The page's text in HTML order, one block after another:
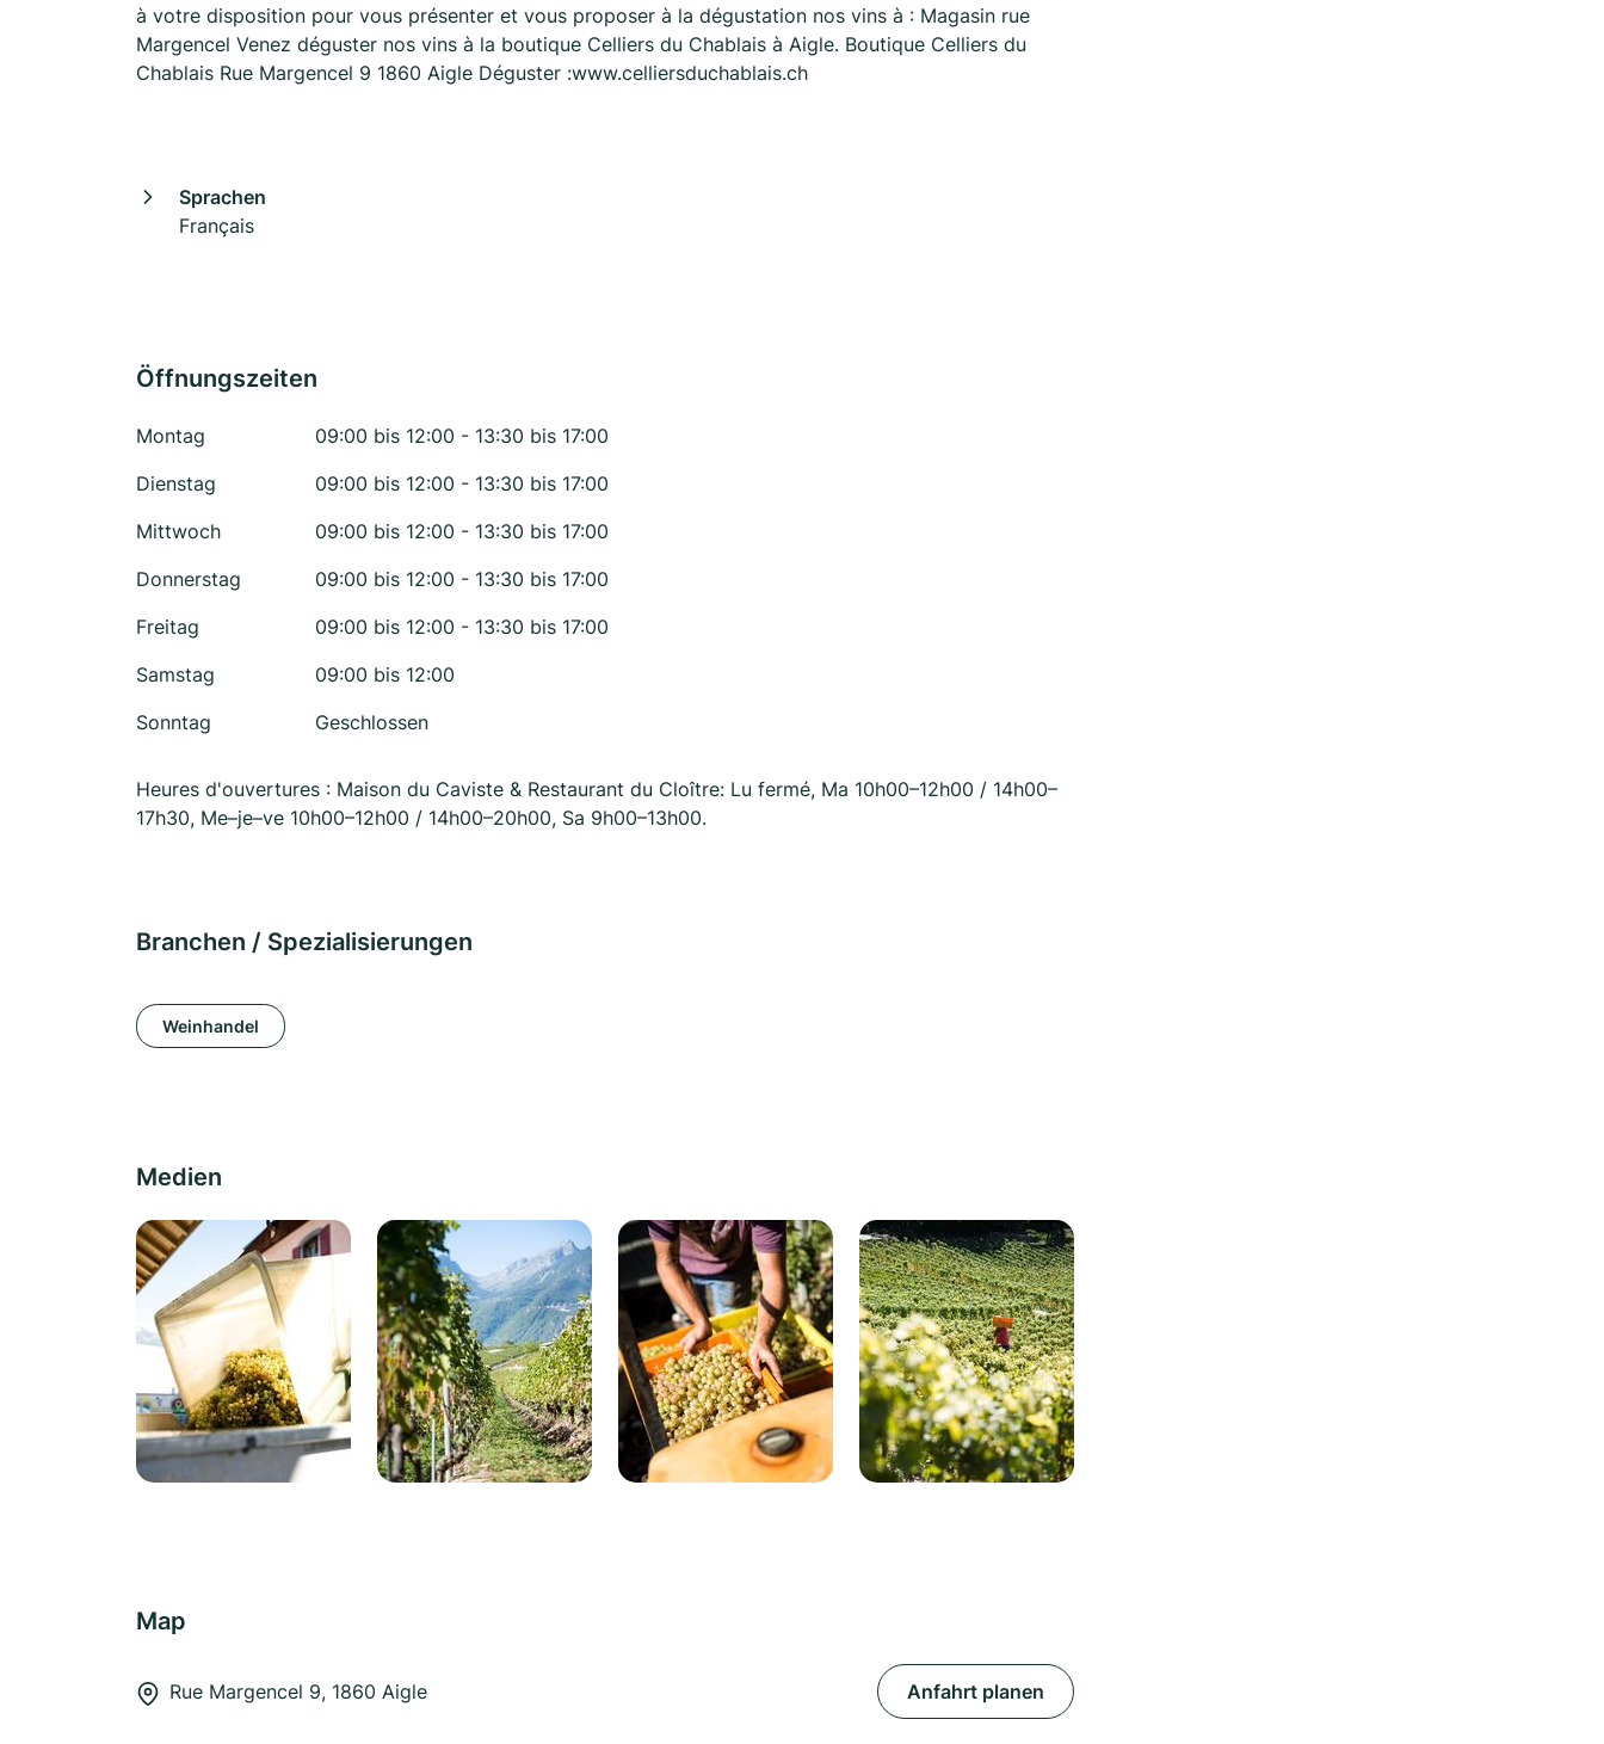
à votre disposition pour vous présenter et vous proposer à la dégustation nos vins à : Magasin rue
Margencel Venez déguster nos vins à la boutique Celliers du Chablais à Aigle. Boutique Celliers du
Chablais Rue Margencel 9 1860 Aigle Déguster :www.celliersduchablais.ch
Sprachen
Français
Öffnungszeiten
Montag
09:00 bis 12:00 - 13:30 bis 17:00
Dienstag
09:00 bis 12:00 - 13:30 bis 17:00
Mittwoch
09:00 bis 12:00 - 13:30 bis 17:00
Donnerstag
09:00 bis 12:00 - 13:30 bis 17:00
Freitag
09:00 bis 12:00 - 13:30 bis 17:00
Samstag
09:00 bis 12:00
Sonntag
Geschlossen
Heures d'ouvertures : Maison du Caviste & Restaurant du Cloître: Lu fermé, Ma 10h00–12h00 / 14h00–
17h30, Me–je–ve 10h00–12h00 / 14h00–20h00, Sa 9h00–13h00.
Branchen / Spezialisierungen
Weinhandel
Medien
Map
Rue Margencel 9, 1860 Aigle Anfahrt planen